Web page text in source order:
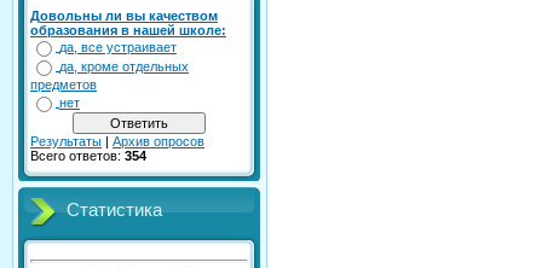
Довольны ли вы качеством
образования в нашей школе:
да, все устраивает
да, кроме отдельных
предметов
нет
Результаты | Архив опросов
Всего ответов: 354
Статистика